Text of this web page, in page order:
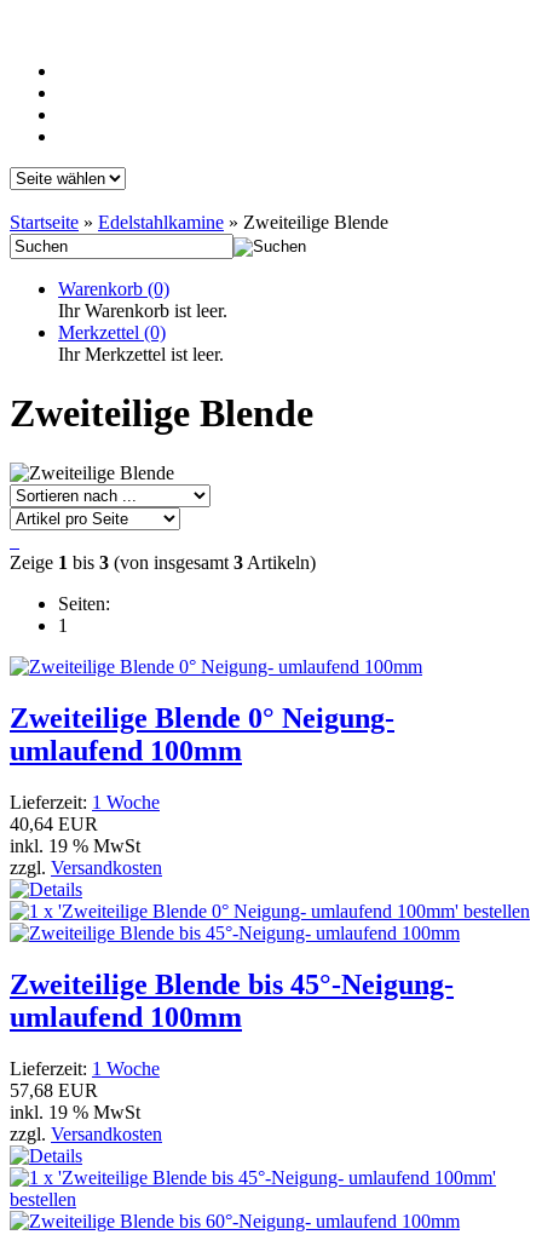
Startseite » Edelstahlkamine » Zweiteilige Blende
Warenkorb (0)
Ihr Warenkorb ist leer.
Merkzettel (0)
Ihr Merkzettel ist leer.
Zweiteilige Blende
Zeige 1 bis 3 (von insgesamt 3 Artikeln)
Seiten:
1
Zweiteilige Blende 0° Neigung-
umlaufend 100mm
Lieferzeit: 1 Woche
40,64 EUR
inkl. 19 % MwSt
zzgl. Versandkosten
Zweiteilige Blende bis 45°-Neigung-
umlaufend 100mm
Lieferzeit: 1 Woche
57,68 EUR
inkl. 19 % MwSt
zzgl. Versandkosten